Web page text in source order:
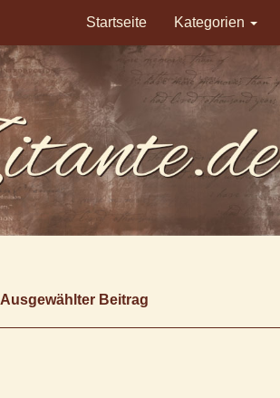
Startseite Kategorien
Ausgewählter Beitrag